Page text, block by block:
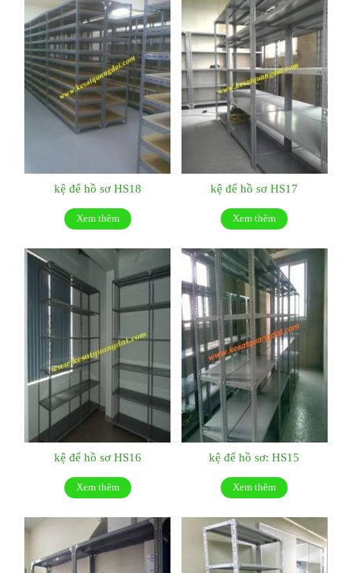
kệ để hồ sơ HS18
Xem thêm
kệ để hồ sơ HS17
Xem thêm
kệ để hồ sơ HS16
Xem thêm
kệ để hồ sơ: HS15
Xem thêm